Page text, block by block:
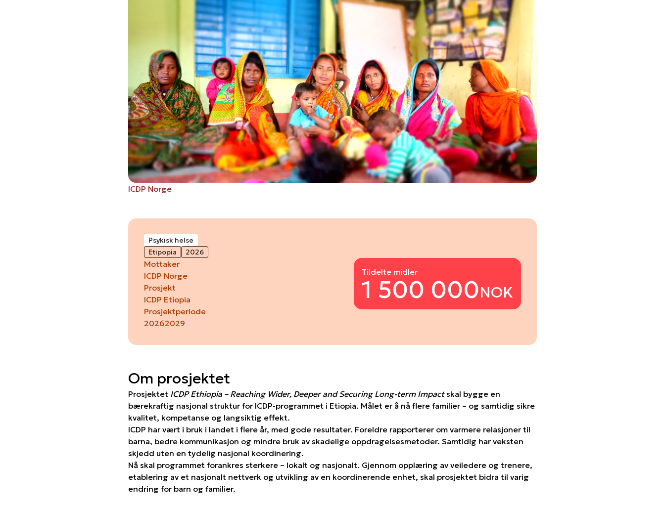
ICDP Norge
Psykisk helse
Etipopia
2026
Mottaker
ICDP Norge
Prosjekt
ICDP Etiopia
Prosjektperiode
20262029
Tildelte midler
1 500 000NOK
Om prosjektet
Prosjektet ICDP Ethiopia – Reaching Wider, Deeper and Securing Long-term Impactskal bygge en
bærekraftig nasjonal struktur for ICDP-programmet i Etiopia. Målet er å nå flere familier – og samtidig sikre
kvalitet, kompetanse og langsiktig effekt.
ICDP har vært i bruk i landet i flere år, med gode resultater. Foreldre rapporterer om varmere relasjoner til
barna, bedre kommunikasjon og mindre bruk av skadelige oppdragelsesmetoder. Samtidig har veksten
skjedd uten en tydelig nasjonal koordinering.
Nå skal programmet forankres sterkere – lokalt og nasjonalt. Gjennom opplæring av veiledere og trenere,
etablering av et nasjonalt nettverk og utvikling av en koordinerende enhet, skal prosjektet bidra til varig
endring for barn og familier.